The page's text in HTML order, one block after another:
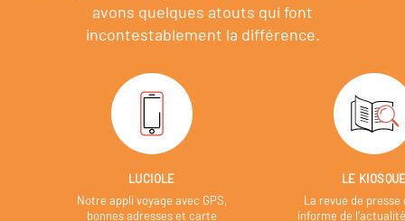
avons quelques atouts qui font
incontestablement la différence.
LUCIOLE
Notre appli voyage avec GPS,
bonnes adresses et carte
LE
La revue de presse
informe de